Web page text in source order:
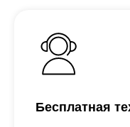
Бесплатная